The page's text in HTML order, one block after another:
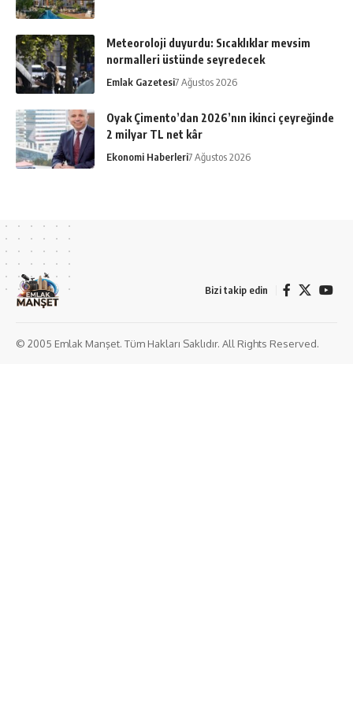
Meteoroloji duyurdu: Sıcaklıklar mevsim
normalleri üstünde seyredecek
Emlak Gazetesi7 Ağustos 2026
Oyak Çimento’dan 2026’nın ikinci çeyreğinde
2 milyar TL net kâr
Ekonomi Haberleri7 Ağustos 2026
Bizi takip edin
© 2005 Emlak Manşet. Tüm Hakları Saklıdır. All Rights Reserved.